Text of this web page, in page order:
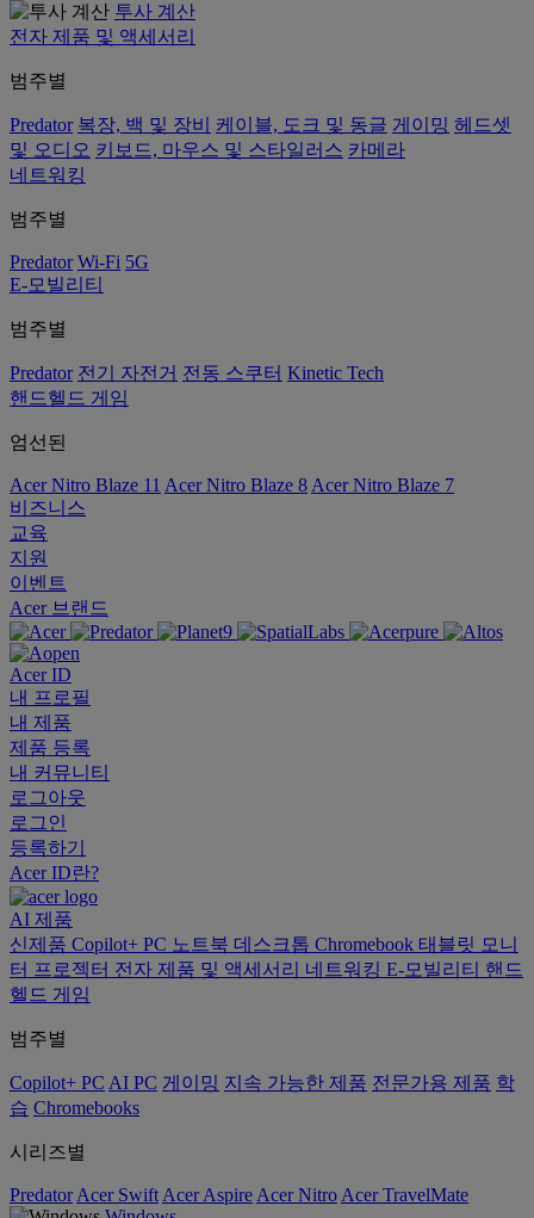
투사 계산
전자 제품 및 액세서리
범주별
Predator 복장, 백 및 장비 케이블, 도크 및 동글 게이밍 헤드셋
및 오디오 키보드, 마우스 및 스타일러스 카메라
네트워킹
범주별
Predator Wi-Fi 5G
E-모빌리티
범주별
Predator 전기 자전거 전동 스쿠터 Kinetic Tech
핸드헬드 게임
엄선된
Acer Nitro Blaze 11 Acer Nitro Blaze 8 Acer Nitro Blaze 7
비즈니스
교육
지원
이벤트
Acer 브랜드
Acer ID
내 프로필
내 제품
제품 등록
내 커뮤니티
로그아웃
로그인
등록하기
Acer ID란?
AI 제품
신제품 Copilot+ PC 노트북 데스크톱 Chromebook 태블릿 모니
터 프로젝터 전자 제품 및 액세서리 네트워킹 E-모빌리티 핸드
헬드 게임
범주별
Copilot+ PC AI PC 게이밍 지속 가능한 제품 전문가용 제품 학
습 Chromebooks
시리즈별
Predator Acer Swift Acer Aspire Acer Nitro Acer TravelMate